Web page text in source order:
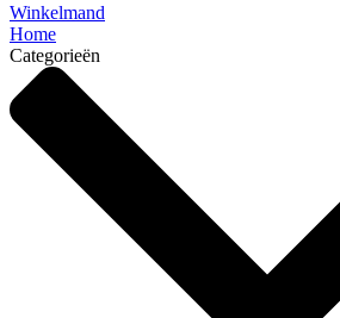
Winkelmand
Home
Categorieën